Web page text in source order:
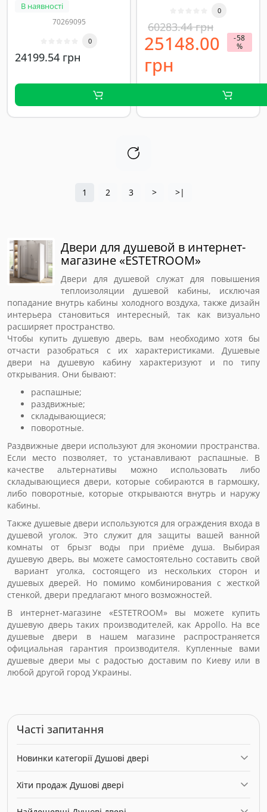
В наявності
70269095
0
24199.54 грн
0
60283.44 грн
-58
%
25148.00
грн
1 2 3 > >|
Двери для душевой в интернет-
магазине «ESTETROOM»
Двери для душевой служат для повышения
теплоизоляции душевой кабины, исключая
попадание внутрь кабины холодного воздуха, также дизайн
интерьера становиться интересный, так как визуально
расширяет пространство.
Чтобы купить душевую дверь, вам необходимо хотя бы
отчасти разобраться с их характеристиками. Душевые
двери на душевую кабину характеризуют и по типу
открывания. Они бывают:
распашные;
раздвижные;
складывающиеся;
поворотные.
Раздвижные двери используют для экономии пространства.
Если место позволяет, то устанавливают распашные. В
качестве альтернативы можно использовать либо
складывающиеся двери, которые собираются в гармошку,
либо поворотные, которые открываются внутрь и наружу
кабины.
Также душевые двери используются для ограждения входа в
душевой уголок. Это служит для защиты вашей ванной
комнаты от брызг воды при приёме душа. Выбирая
душевую дверь, вы можете самостоятельно составить свой
вариант уголка, состоящего из нескольких сторон и
душевых дверей. Но помимо комбинирования с жесткой
стенкой, двери предлагают много возможностей.
В интернет-магазине «ESTETROOM» вы можете купить
душевую дверь таких производителей, как Appollo. На все
душевые двери в нашем магазине распространяется
официальная гарантия производителя. Купленные вами
душевые двери мы с радостью доставим по Киеву или в
любой другой город Украины.
Часті запитання
Новинки категорії Душові двері
Душові двері Devit Comfort FEN2323 68х190 см
грн
Хіти продаж Душові двері
Раздвижная душевая Huppe Classics 2 3х-секционная